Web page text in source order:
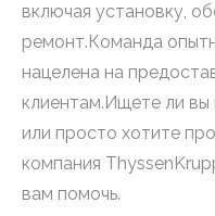
включая установку,
ремонт.Команда
нацелена на
клиентам.Ищете ли
или просто хотите
компания
вам помочь.